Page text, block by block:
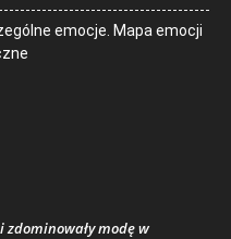
emocje. Mapa emocji
modę w